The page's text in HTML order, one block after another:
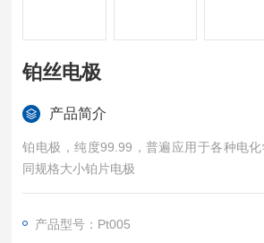
铂丝电极
产品简介
铂电极，纯度99.99，普遍应用于各种电
同规格大小铂片电极
产品型号：Pt005